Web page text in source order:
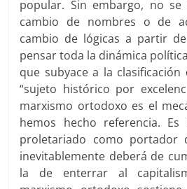
popular. Sin embargo, no
cambio de nombres o de
cambio de lógicas a partir
pensar toda la dinámica
que subyace a la
“sujeto histórico por
marxismo ortodoxo es el
hemos hecho referencia.
proletariado como portador
inevitablemente deberá de
la de enterrar al